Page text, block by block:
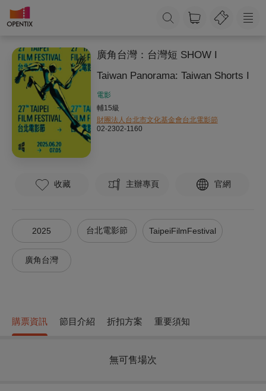
廣角台灣：台灣短 SHOW I
Taiwan Panorama: Taiwan Shorts I
電影
輔15級
財團法人台北市文化基金會台北電影節
02-2302-1160
收藏 主辦專頁 官網
2025 台北電影節 TaipeiFilmFestival
廣角台灣
購票資訊 節目介紹 折扣方案 重要須知
無可售場次